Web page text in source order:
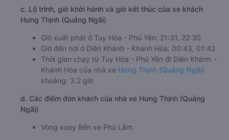
c. Lộ trình, giờ khởi hành và giờ kết thúc của xe khách
Hưng Thịnh (Quảng Ngãi)
Giờ xuất phát ở Tuy Hòa - Phú Yên: 21:31, 22:30
Giờ đến nơi ở Diên Khánh - Khánh Hòa: 00:43, 01:42
Thời gian chạy từ Tuy Hòa - Phú Yên đi Diên Khánh -
Khánh Hòa của nhà xe Hưng Thịnh (Quảng Ngãi)
khoảng: 3.2 giờ
d. Các điểm đón khách của nhà xe Hưng Thịnh (Quảng
Ngãi)
Vòng xoay Bến xe Phú Lâm